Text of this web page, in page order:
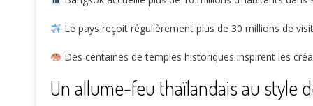
Le pays reçoit régulièrement plus de 30 millions de
Des centaines de temples historiques inspirent les
Un allume-feu thaïlandais au style